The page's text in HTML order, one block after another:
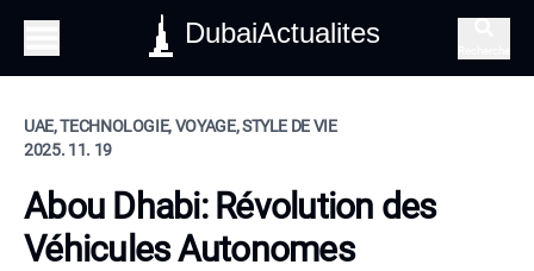
DubaiActualites
UAE, TECHNOLOGIE, VOYAGE, STYLE DE VIE
2025. 11. 19
Abou Dhabi: Révolution des
Véhicules Autonomes